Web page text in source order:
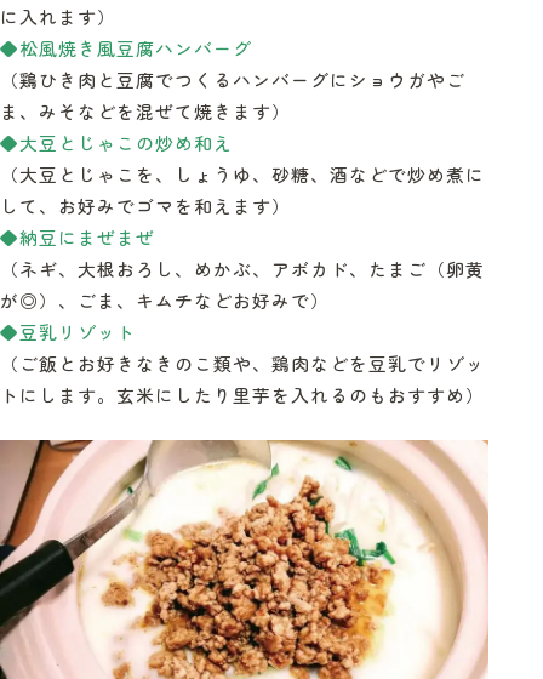
に入れます）
◆松風焼き風豆腐ハンバーグ
（鶏ひき肉と豆腐でつくるハンバーグにショウガやご
ま、みそなどを混ぜて焼きます）
◆大豆とじゃこの炒め和え
（大豆とじゃこを、しょうゆ、砂糖、酒などで炒め煮に
して、お好みでゴマを和えます）
◆納豆にまぜまぜ
（ネギ、大根おろし、めかぶ、アボカド、たまご（卵黄
が◎）、ごま、キムチなどお好みで）
◆豆乳リゾット
（ご飯とお好きなきのこ類や、鶏肉などを豆乳でリゾッ
トにします。玄米にしたり里芋を入れるのもおすすめ）